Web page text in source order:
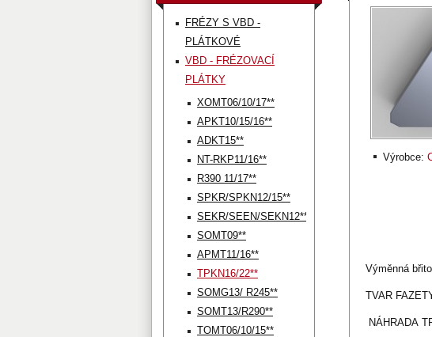
Výrobce:
Výměnná
TVAR
NÁHRADA
FRÉZY S VBD -
PLÁTKOVÉ
VBD - FRÉZOVACÍ
PLÁTKY
XOMT06/10/17**
APKT10/15/16**
ADKT15**
NT-RKP11/16**
R390 11/17**
SPKR/SPKN12/15**
SEKR/SEEN/SEKN12**
SOMT09**
APMT11/16**
TPKN16/22**
SOMG13/ R245**
SOMT13/R290**
TOMT06/10/15**